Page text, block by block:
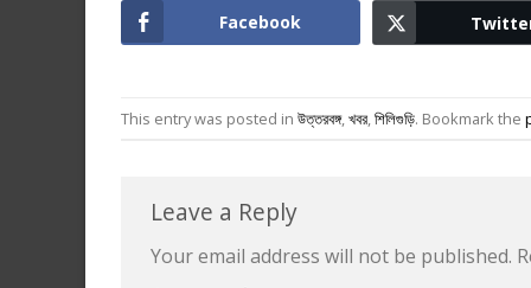
Facebook
This entry was posted in উত্তরবঙ্গ, খবর শিলিগুড়ি. Bookmark the
Leave a Reply
Your email address will not be published.